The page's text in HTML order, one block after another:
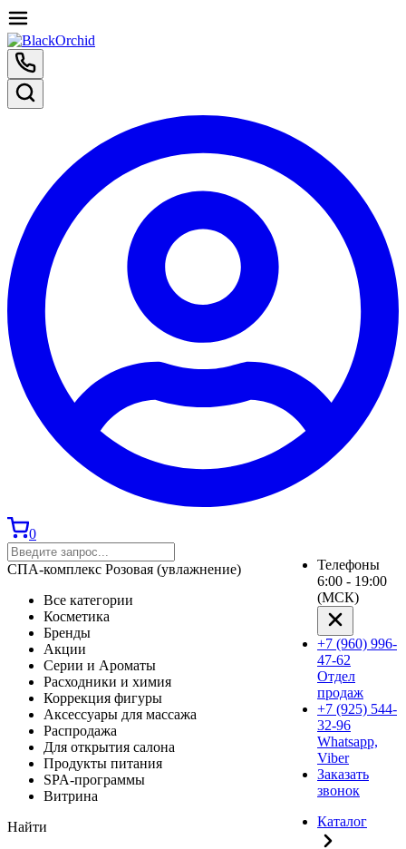
0
СПА-комплекс Розовая (увлажнение)
Все категории
Косметика
Бренды
Акции
Серии и Ароматы
Расходники и химия
Коррекция фигуры
Аксессуары для массажа
Распродажа
Для открытия салона
Продукты питания
SPA-программы
Витрина
Найти
Телефоны
6:00 - 19:00
(МСК)
+7 (960) 996-
47-62
Отдел
продаж
+7 (925) 544-
32-96
Whatsapp,
Viber
Заказать
звонок
Каталог